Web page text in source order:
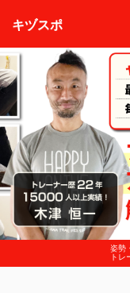
姿勢
トレ
キヅスポ